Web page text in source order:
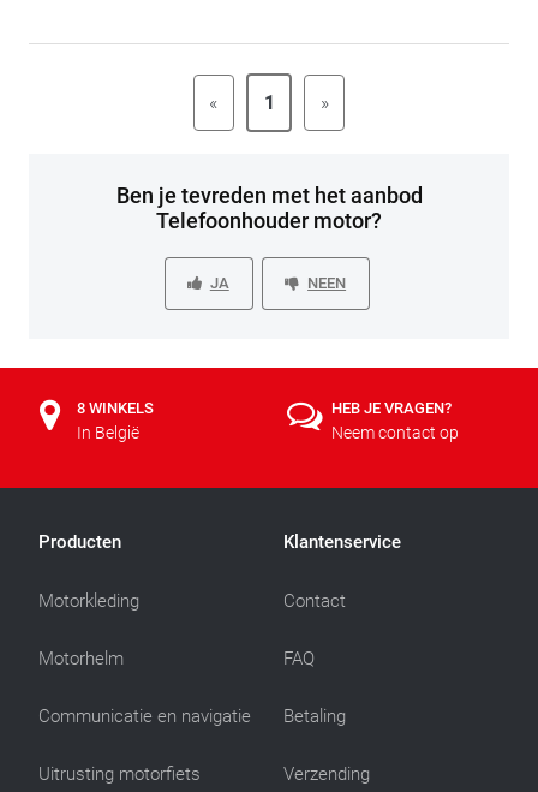
« 1 »
Ben je tevreden met het aanbod
Telefoonhouder motor?
JA NEEN
8 WINKELS
In België
HEB JE VRAGEN?
Neem contact op
Producten
Motorkleding
Motorhelm
Communicatie en navigatie
Uitrusting motorfiets
Klantenservice
Contact
FAQ
Betaling
Verzending